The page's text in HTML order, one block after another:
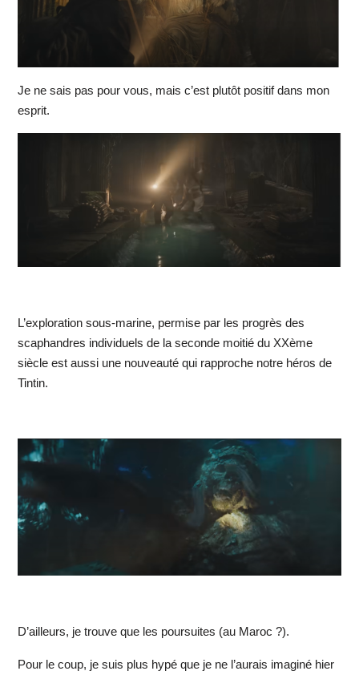
Je ne sais pas pour vous, mais c’est plutôt positif dans mon
esprit.
L’exploration sous-marine, permise par les progrès des
scaphandres individuels de la seconde moitié du XXème
siècle est aussi une nouveauté qui rapproche notre héros de
Tintin.
D’ailleurs, je trouve que les poursuites (au Maroc ?).
Pour le coup, je suis plus hypé que je ne l’aurais imaginé hier